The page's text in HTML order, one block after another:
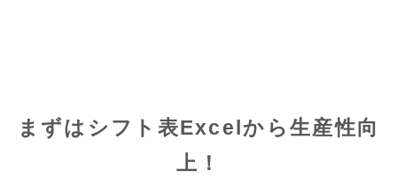
まずはシフト表Excelから生産性向
上！